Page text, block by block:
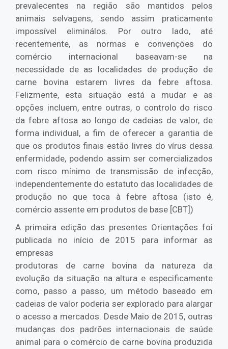
prevalecentes na região são mantidos pelos
animais selvagens, sendo assim praticamente
impossível eliminálos. Por outro lado, até
recentemente, as normas e convenções do
comércio internacional baseavam-se na
necessidade de as localidades de produção de
carne bovina estarem livres da febre aftosa.
Felizmente, esta situação está a mudar e as
opções incluem, entre outras, o controlo do risco
da febre aftosa ao longo de cadeias de valor, de
forma individual, a fim de oferecer a garantia de
que os produtos finais estão livres do vírus dessa
enfermidade, podendo assim ser comercializados
com risco mínimo de transmissão de infecção,
independentemente do estatuto das localidades de
produção no que toca à febre aftosa (isto é,
comércio assente em produtos de base [CBT])
A primeira edição das presentes Orientações foi
publicada no início de 2015 para informar as
empresas
produtoras de carne bovina da natureza da
evolução da situação na altura e especificamente
como, passo a passo, um método baseado em
cadeias de valor poderia ser explorado para alargar
o acesso a mercados. Desde Maio de 2015, outras
mudanças dos padrões internacionais de saúde
animal para o comércio de carne bovina produzida